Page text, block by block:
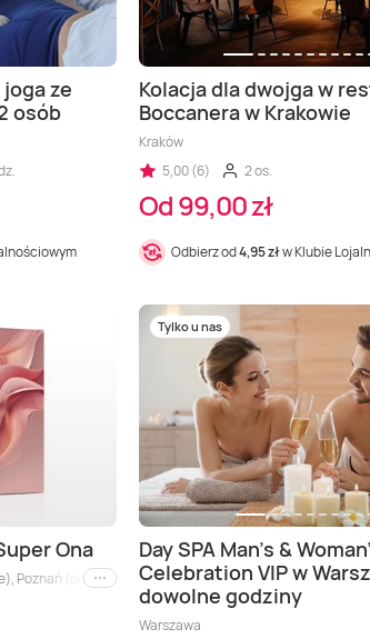
joga ze
osób
Kolacja dla dwojga w
Boccanera w Krakowie
Kraków
5,00 (6)
2 os.
Od 99,00 zł
Odbierz od4,95 złw Klubie
Ona
Poznań (okolice), Wrocław (okolice), Aglomeracja
i inne
Tylko u nas
Day SPA Man’s &
Celebration VIP w
dowolne godziny
Warszawa